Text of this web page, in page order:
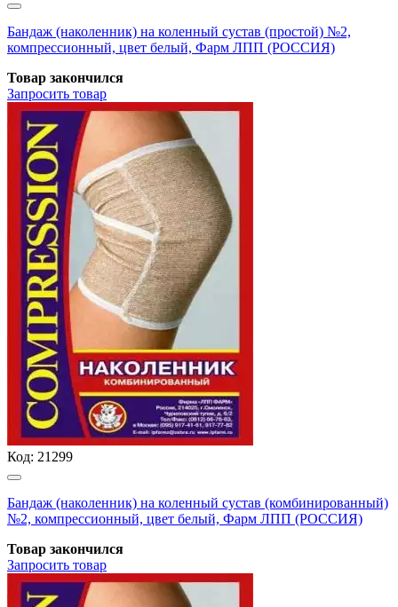
Бандаж (наколенник) на коленный сустав (простой) №2,
компрессионный, цвет белый, Фарм ЛПП (РОССИЯ)
Товар закончился
Запросить товар
Код: 21299
Бандаж (наколенник) на коленный сустав (комбинированный)
№2, компрессионный, цвет белый, Фарм ЛПП (РОССИЯ)
Товар закончился
Запросить товар